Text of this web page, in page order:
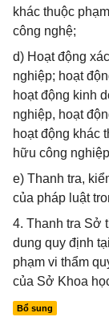
khác thuộc
công nghệ;
d) Hoạt động
nghiệp; hoạt
hoạt động kinh
nghiệp, hoạt
hoạt động khác
hữu công
e) Thanh tra,
của pháp luật
4. Thanh tra Sở
dung quy định
phạm vi thẩm
của Sở Khoa
Bổ sung